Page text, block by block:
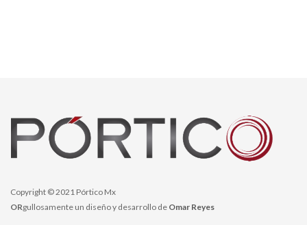
Copyright © 2021 Pórtico Mx
ORgullosamente un diseño y desarrollo de Omar Reyes